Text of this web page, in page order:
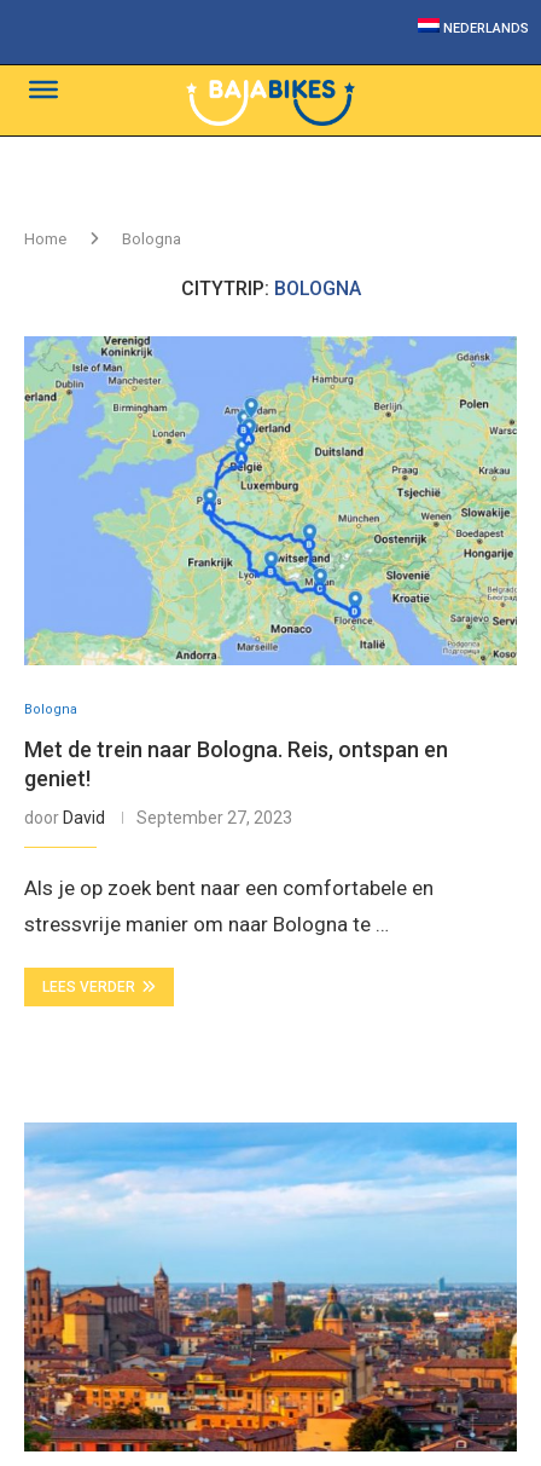
NEDERLANDS
Home Bologna
CITYTRIP: BOLOGNA
Bologna
Met de trein naar Bologna. Reis, ontspan en
geniet!
door David September 27, 2023
Als je op zoek bent naar een comfortabele en
stressvrije manier om naar Bologna te …
LEES VERDER